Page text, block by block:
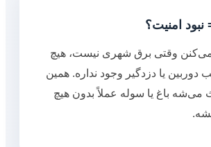
نبود امنیت؟
وقتی برق شهری نیست، هیچ
دوربین یا دزدگیر وجود نداره. همین
باغ یا سوله عملاً بدون هیچ